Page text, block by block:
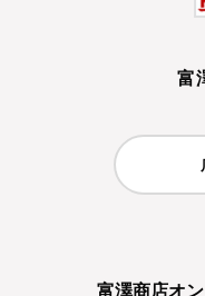
富
富澤商店オ